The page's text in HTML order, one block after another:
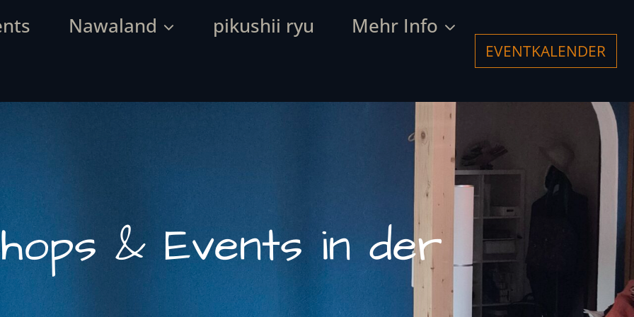
Nawaland pikushii ryu Mehr Info
EVENTKALENDER
& Events in der